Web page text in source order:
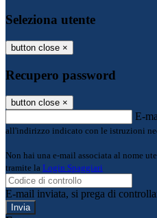
Seleziona utente
button close ×
Recupero password
button close ×
E-
all'indirizzo indicato con le istruzioni
Non hai una e-mail associata al nome
tramite la Login Spaggiari
E-mail inviata, si prega di